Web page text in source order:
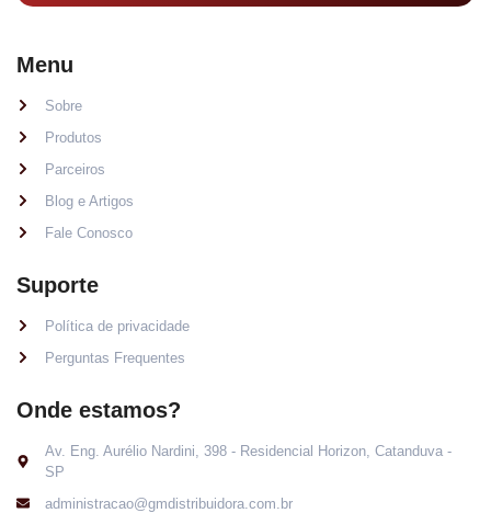
Menu
Sobre
Produtos
Parceiros
Blog e Artigos
Fale Conosco
Suporte
Política de privacidade
Perguntas Frequentes
Onde estamos?
Av. Eng. Aurélio Nardini, 398 - Residencial Horizon, Catanduva -
SP
administracao@gmdistribuidora.com.br